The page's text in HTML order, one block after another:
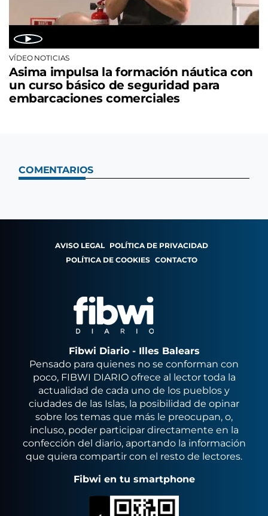
VÍDEO NOTICIAS
Asima impulsa la formación náutica con
un curso básico de seguridad para
embarcaciones comerciales
COMENTARIOS
AVISO LEGAL POLÍTICA DE PRIVACIDAD
POLÍTICA DE COOKIES CONTACTO
Fibwi Diario - Illes Balears
Pensado para quienes no se conforman con
poco, FIBWI DIARIO ofrece al lector toda la
actualidad de cada uno de los pueblos y
ciudades de las Islas, la posibilidad de opinar
sobre los temas que más le preocupan, o,
incluso, poder participar directamente en la
confección del diario, aportando la información
que quiera compartir con el resto de lectores.
Fibwi en tu smartphone